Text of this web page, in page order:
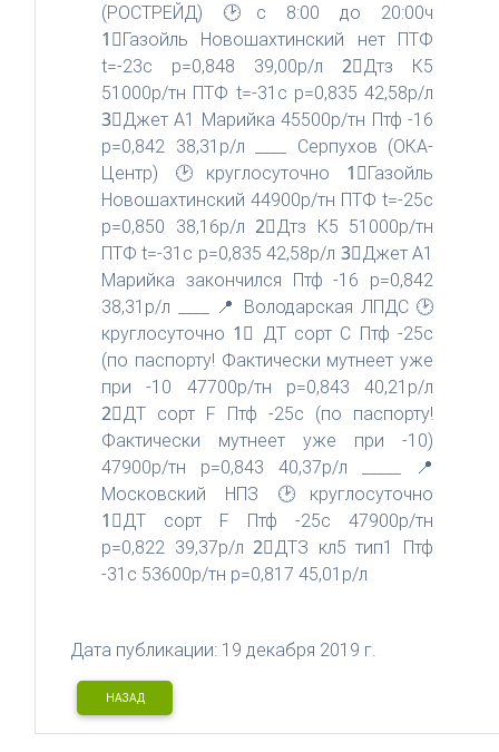
(РОСТРЕЙД) 🕑с 8:00 до 20:00ч
1⃣Газойль Новошахтинский нет ПТФ
t=-23с р=0,848 39,00р/л 2⃣Дтз К5
51000р/тн ПТФ t=-31c p=0,835 42,58р/л
3⃣Джет А1 Марийка 45500р/тн Птф -16
р=0,842 38,31р/л ____ Серпухов (ОКА-
Центр) 🕑круглосуточно 1⃣Газойль
Новошахтинский 44900р/тн ПТФ t=-25c
р=0,850 38,16р/л 2⃣Дтз К5 51000р/тн
ПТФ t=-31c p=0,835 42,58р/л 3⃣Джет А1
Марийка закончился Птф -16 р=0,842
38,31р/л ____ 📍 Володарская ЛПДС 🕑
круглосуточно 1⃣ ДТ сорт C Птф -25c
(по паспорту! Фактически мутнеет уже
при -10 47700р/тн p=0,843 40,21р/л
2⃣ДТ сорт F Птф -25c (по паспорту!
Фактически мутнеет уже при -10)
47900р/тн p=0,843 40,37р/л _____ 📍
Московский НПЗ 🕑круглосуточно
1⃣ДТ сорт F Птф -25c 47900р/тн
p=0,822 39,37р/л 2⃣ДТЗ кл5 тип1 Птф
-31с 53600р/тн p=0,817 45,01р/л
Дата публикации: 19 декабря 2019 г.
НАЗАД